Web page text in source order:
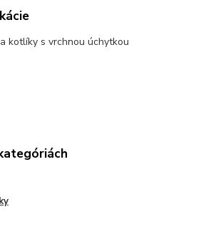
kotlíky s vrchnou úchytkou